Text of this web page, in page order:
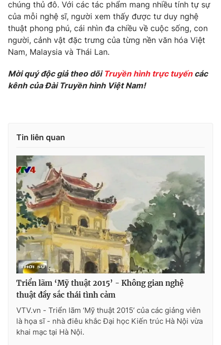
VTV Sức khoẻ Bất động sản
Thị trường 24h Tấm lòng Việt
VTV9 VTV8
THỜI BÁO VTV
Theo dõi báo trên
Cơ quan chủ quản:Đài Truyền hình Việt Nam
Cơ quan báo chí:Thời báo VTV
Giấy phép hoạt động báo in và báo điện tử số 483/GP-BTTTT
cấp ngày 29/12/2023
Tổng Biên tập:Vũ Thanh Thủy
Phó Tổng Biên tập:Nguyễn Thị Mỹ Hạnh, Phạm Quốc Thắng,
Nguyễn Trọng Ninh
Tổng đài VTV:024.38 355 931 - 024.38 355 932
chúng thủ đô. Với các tác phẩm mang nhiều tính tự sự
của mỗi nghệ sĩ, người xem thấy được tư duy nghệ
thuật phong phú, cái nhìn đa chiều về cuộc sống, con
người, cảnh vật đặc trưng của từng nền văn hóa Việt
Nam, Malaysia và Thái Lan.
Mời quý độc giả theo dõi Truyền hình trực tuyếncác
kênh của Đài Truyền hình Việt Nam!
Tin liên quan
Triển lãm ‘Mỹ thuật 2015’ - Không gian nghệ
thuật đầy sắc thái tình cảm
VTV.vn - Triển lãm ‘Mỹ thuật 2015’ của các giảng viên
là họa sĩ - nhà điêu khắc Đại học Kiến trúc Hà Nội vừa
khai mạc tại Hà Nội.